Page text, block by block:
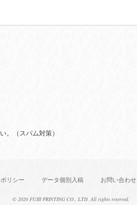
。（スパム対策）
リシー データ個別入稿 お問い合わせ
© 2026 FUJII PRINTING CO., LTD. All rights reserved.